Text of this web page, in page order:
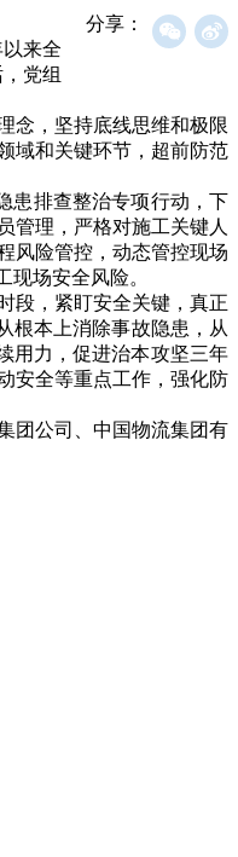
分享：
来全
党组
念，坚持底线思维和极限
域和关键环节，超前防范
患排查整治专项行动，下
管理，严格对施工关键人
风险管控，动态管控现场
场安全风险。
段，紧盯安全关键，真正
根本上消除事故隐患，从
用力，促进治本攻坚三年
安全等重点工作，强化防
团公司、中国物流集团有